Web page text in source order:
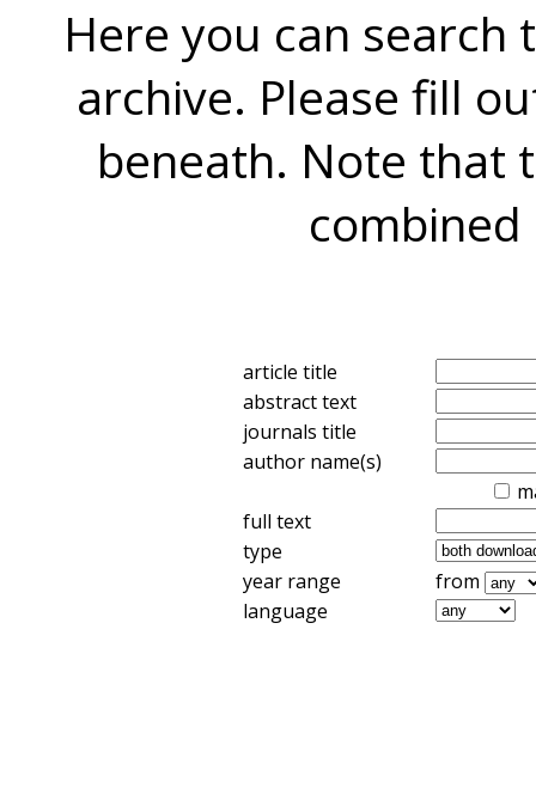
Here you can search
archive. Please fill
beneath. Note that
combined
article title
abstract text
journals title
author name(s)
full text
type
year range
from
language